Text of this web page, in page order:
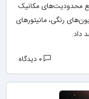
محدودیت‌های مکانیک
رنگی، مانیتورهای